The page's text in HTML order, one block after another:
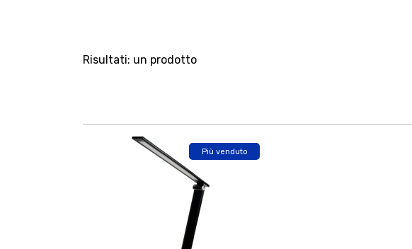
Risultati: un prodotto
Più venduto